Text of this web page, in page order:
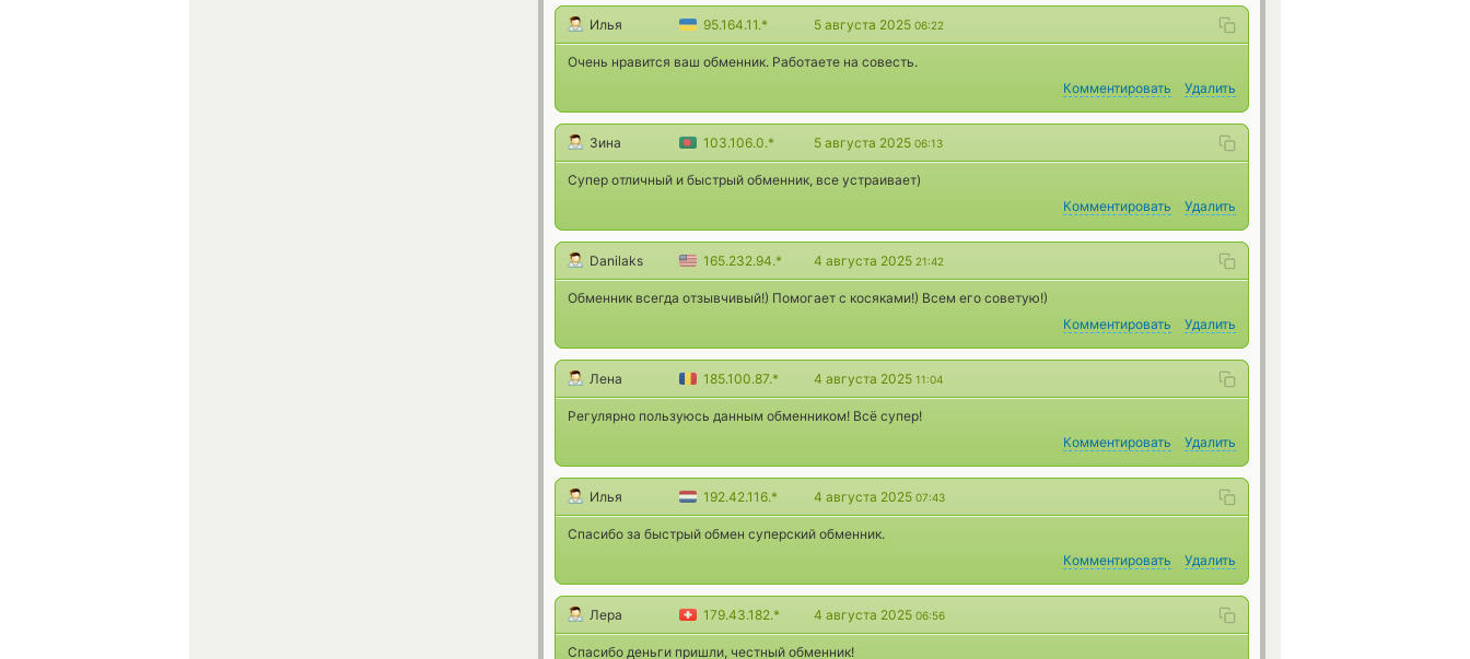
Илья 95.164.11.* 5 августа 2025 06:22
Очень нравится ваш обменник. Работаете на совесть.
Комментировать
Удалить
Зина 103.106.0.* 5 августа 2025 06:13
Супер отличный и быстрый обменник, все устраивает)
Комментировать
Удалить
Danilaks 165.232.94.* 4 августа 2025 21:42
Обменник всегда отзывчивый!) Помогает с косяками!) Всем его советую!)
Комментировать
Удалить
Лена 185.100.87.* 4 августа 2025 11:04
Регулярно пользуюсь данным обменником! Всё супер!
Комментировать
Удалить
Илья 192.42.116.* 4 августа 2025 07:43
Спасибо за быстрый обмен суперский обменник.
Комментировать
Удалить
Лера 179.43.182.* 4 августа 2025 06:56
Спасибо деньги пришли, честный обменник!